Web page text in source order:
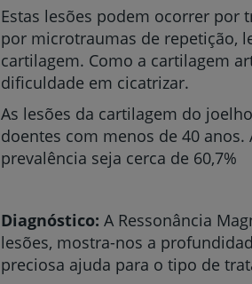
Estas lesões podem ocorrer por
por microtraumas de repetição,
cartilagem. Como a cartilagem
dificuldade em cicatrizar.
As lesões da cartilagem do
doentes com menos de 40
prevalência seja cerca de 60,7%
Diagnóstico: A Ressonância
lesões, mostra-nos a
preciosa ajuda para o tipo de